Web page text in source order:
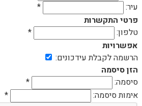
עיר:
*
פרטי התקשרות
טלפון:
*
אפשרויות
הרשמה לקבלת עידכונים:
הזן סיסמה
סיסמה:
*
אימות סיסמה:
*